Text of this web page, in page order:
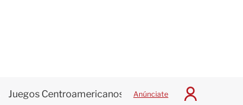
Juegos Centroamericanos Anúnciate
I